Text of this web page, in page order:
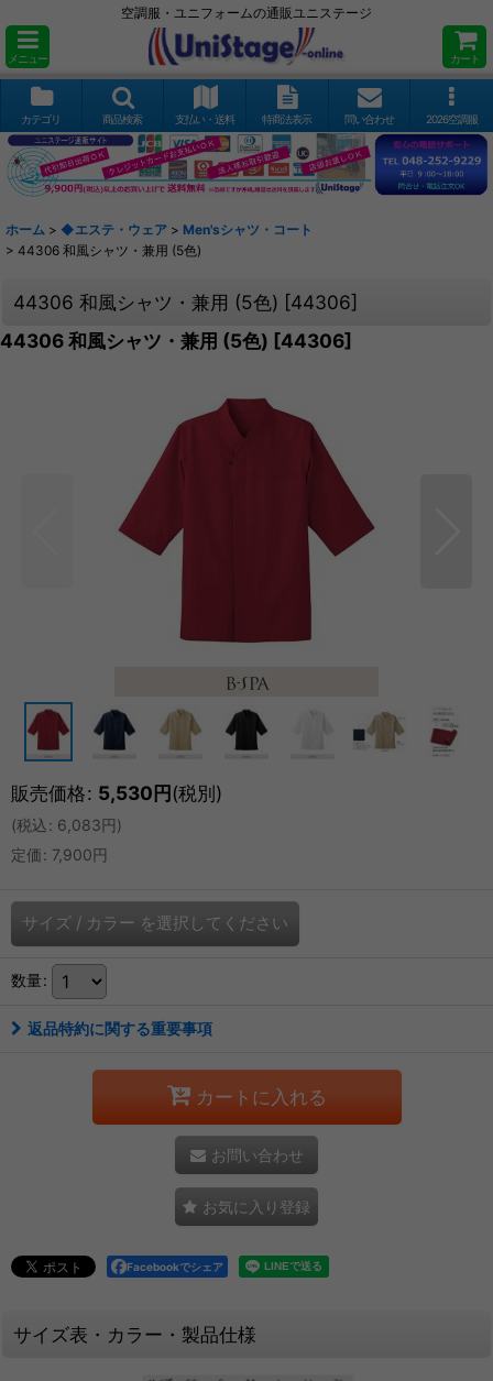
空調服・ユニフォームの通販ユニステージ
メニュー カート
カテゴリ 商品検索 支払い・送料 特商法表示 問い合わせ 2026空調服
ホーム > ◆エステ・ウェア > Men'sシャツ・コート
> 44306 和風シャツ・兼用 (5色)
44306 和風シャツ・兼用 (5色) [44306]
44306 和風シャツ・兼用 (5色) [44306]
販売価格: 5,530円(税別)
(税込: 6,083円)
定価: 7,900円
サイズ / カラー を選択してください
数量:
返品特約に関する重要事項
カートに入れる
お問い合わせ
お気に入り登録
Facebookでシェア
サイズ表・カラー・製品仕様